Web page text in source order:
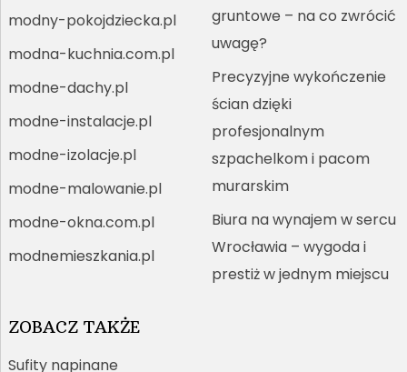
modny-pokojdziecka.pl
modna-kuchnia.com.pl
modne-dachy.pl
modne-instalacje.pl
modne-izolacje.pl
modne-malowanie.pl
modne-okna.com.pl
modnemieszkania.pl
gruntowe – na co zwrócić
uwagę?
Precyzyjne wykończenie
ścian dzięki
profesjonalnym
szpachelkom i pacom
murarskim
Biura na wynajem w sercu
Wrocławia – wygoda i
prestiż w jednym miejscu
ZOBACZ TAKŻE
Sufity napinane